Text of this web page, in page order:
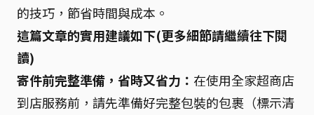
的技巧，節省時間與成本。
這篇文章的實用建議如下(更多細節請繼續往下閱
讀)
寄件前完整準備，省時又省力： 在使用全家超商店
到店服務前，請先準備好完整包裝的包裹（標示清